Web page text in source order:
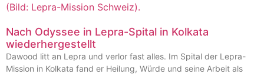
Nach Odyssee in Lepra-Spital in Kolkata
wiederhergestellt
Dawood litt an Lepra und verlor fast alles. Im Spital der Lepra-
Mission in Kolkata fand er Heilung, Würde und seine Arbeit als